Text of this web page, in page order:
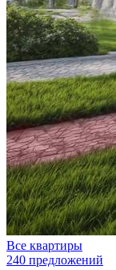
Все квартиры
240 предложений